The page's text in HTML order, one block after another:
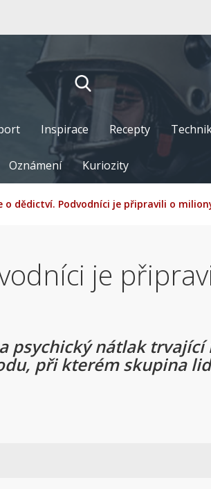
Inspirace Recepty
Oznámení Kuriozity
o dědictví. Podvodníci je připravili o
je
psychický nátlak
při kterém skupina